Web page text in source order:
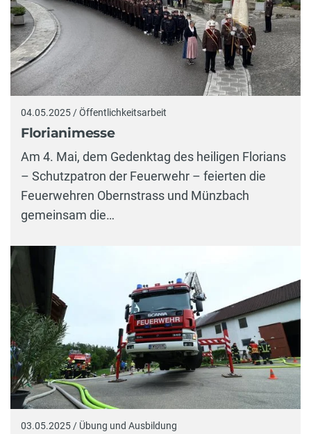
04.05.2025 / Öffentlichkeitsarbeit
Florianimesse
Am 4. Mai, dem Gedenktag des heiligen Florians
– Schutzpatron der Feuerwehr – feierten die
Feuerwehren Obernstrass und Münzbach
gemeinsam die…
03.05.2025 / Übung und Ausbildung